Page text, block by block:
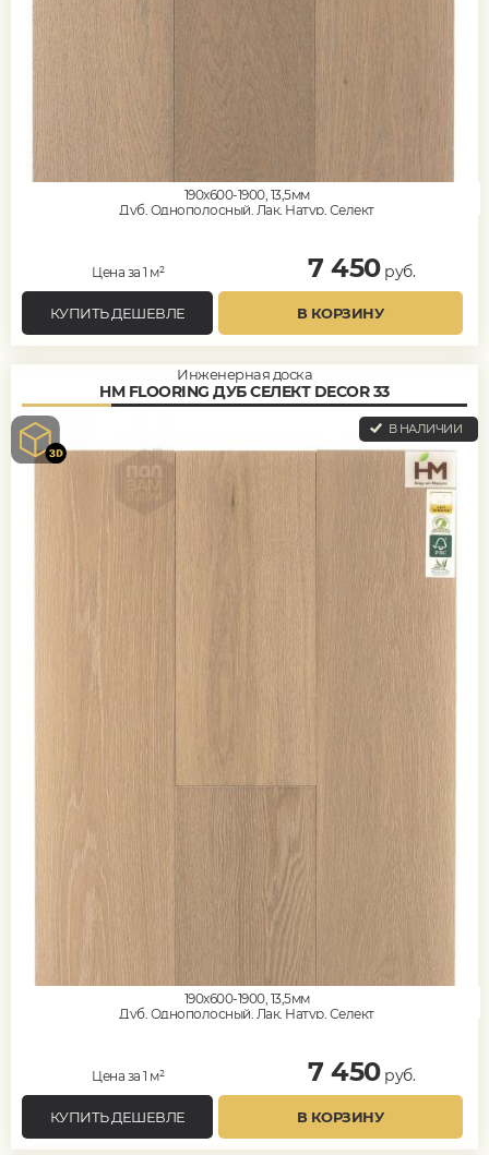
190x600-1900, 13,5мм
Дуб, Однополосный, Лак, Натур, Селект
Цена за 1 м² 7 450руб.
КУПИТЬ ДЕШЕВЛЕ В КОРЗИНУ
Инженерная доска
HM FLOORING ДУБ СЕЛЕКТ DECOR 33
В НАЛИЧИИ
190x600-1900, 13,5мм
Дуб, Однополосный, Лак, Натур, Селект
Цена за 1 м² 7 450руб.
КУПИТЬ ДЕШЕВЛЕ В КОРЗИНУ